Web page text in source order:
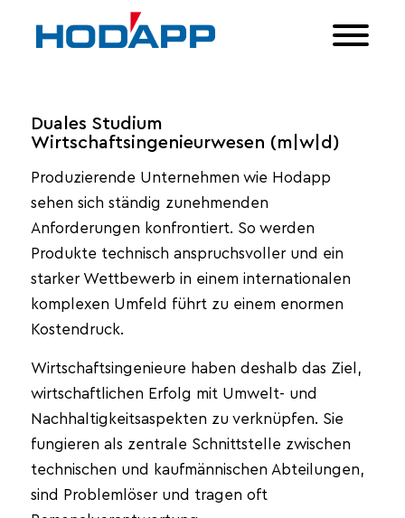
Duales Studium
Wirtschaftsingenieurwesen (m|w|d)
Produzierende Unternehmen wie Hodapp
sehen sich ständig zunehmenden
Anforderungen konfrontiert. So werden
Produkte technisch anspruchsvoller und ein
starker Wettbewerb in einem internationalen
komplexen Umfeld führt zu einem enormen
Kostendruck.
Wirtschaftsingenieure haben deshalb das Ziel,
wirtschaftlichen Erfolg mit Umwelt- und
Nachhaltigkeitsaspekten zu verknüpfen. Sie
fungieren als zentrale Schnittstelle zwischen
technischen und kaufmännischen Abteilungen,
sind Problemlöser und tragen oft